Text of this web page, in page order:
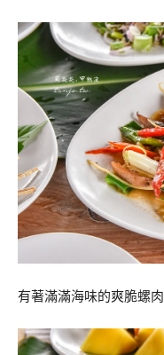
有著滿滿海味的爽脆螺肉